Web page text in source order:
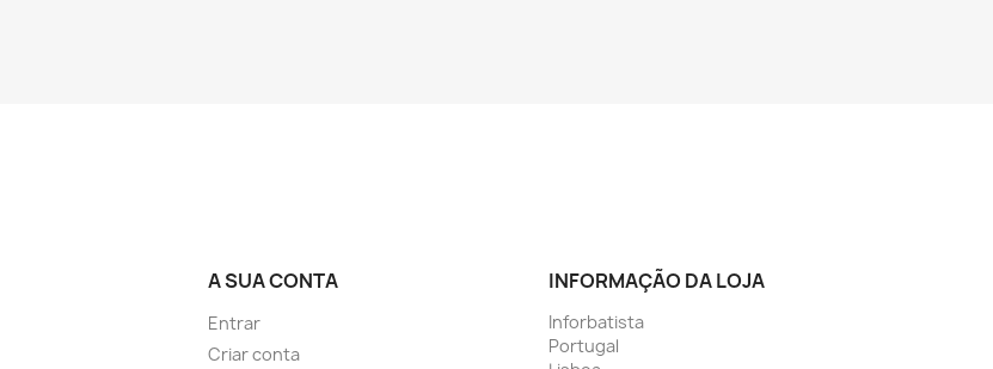
A SUA CONTA
Entrar
Criar conta
INFORMAÇÃO DA LOJA
Inforbatista
Portugal